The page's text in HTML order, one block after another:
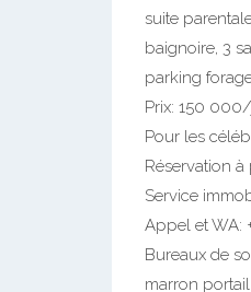
suite
baignoire, 3
parking
Prix: 150
Pour les
Réservation à
Service
Appel et WA:
Bureaux de
marron